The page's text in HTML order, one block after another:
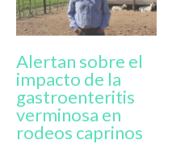
Alertan sobre el
impacto de la
gastroenteritis
verminosa en
rodeos caprinos